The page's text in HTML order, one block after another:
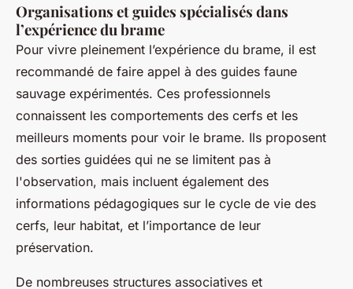
Organisations et guides spécialisés dans
l’expérience du brame
Pour vivre pleinement l’expérience du brame, il est
recommandé de faire appel à des guides faune
sauvage expérimentés. Ces professionnels
connaissent les comportements des cerfs et les
meilleurs moments pour voir le brame. Ils proposent
des sorties guidées qui ne se limitent pas à
l'observation, mais incluent également des
informations pédagogiques sur le cycle de vie des
cerfs, leur habitat, et l’importance de leur
préservation.
De nombreuses structures associatives et